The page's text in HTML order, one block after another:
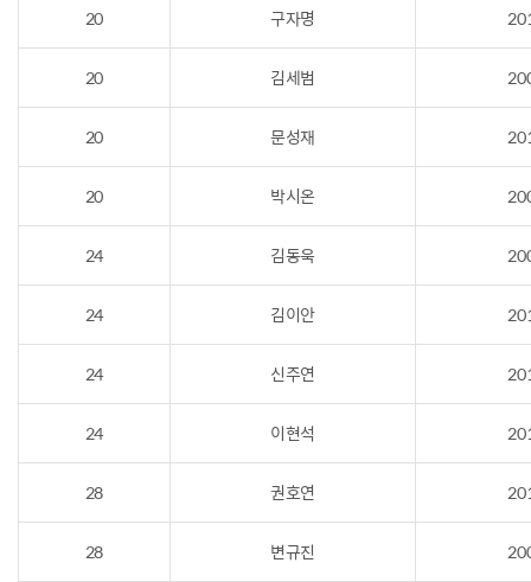
20 구자명
20 김세범
20 문성재
20 박시온
24 김동욱
24 김이안
24 신주연
24 이현석
28 권호연
28 변규진